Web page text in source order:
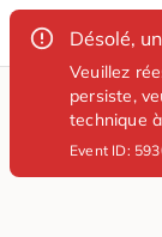
Désolé,
Veuillez
persiste,
technique
Event ID: